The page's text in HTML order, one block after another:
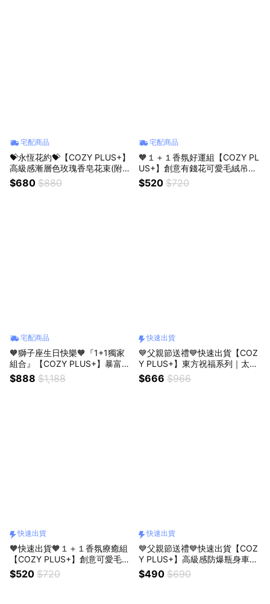
宅配商品
💝永恆花約💝【COZY PLUS+】
高級感漸層色玫瑰香皂花束(附提
袋)AUG06#CP2001 情人節禮物
女友禮物 閨蜜禮物 生日禮物 畢
$680 $880
宅配商品
🧡１＋１香氛好運組【COZY PL
US+】創意有錢花可愛毛絨吊飾
JAN28#CP0306 招財 元寶 絨
毛玩偶鑰匙扣 禮物 生日禮物
$520 $720
宅配商品
🧡獅子座生日快樂🧡『1+1獨家
組合』【COZY PLUS+】暴富麒
麟臂招財貓與天然水晶原石小豆
丁＃CAT041 #CP0226 生日禮
$888 $1,188
快速出貨
💙父親節送禮💙快速出貨【COZ
Y PLUS+】東方祝福系列｜太極
功夫人造石工藝品 生日禮物 開
業禮物 開運 招財 喬遷禮物 交換
$666 $966
快速出貨
🧡快速出貨🧡１＋１香氛療癒組
【COZY PLUS+】創意可愛毛絨
西高地小狗吊飾JAN28#CP030
8包包吊飾 絨毛玩偶鑰匙扣 禮物
$520 $720
快速出貨
💙父親節送禮💙快速出貨【COZ
Y PLUS+】高級感防爆瓶身車載
香薰擴香150ml MAR04 #FRA1
07 質感香氛 擴香 禮物 交換禮
$490 $690